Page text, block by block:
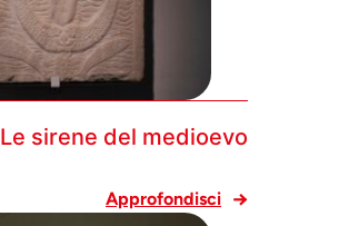
Le sirene del medioevo
Approfondisci